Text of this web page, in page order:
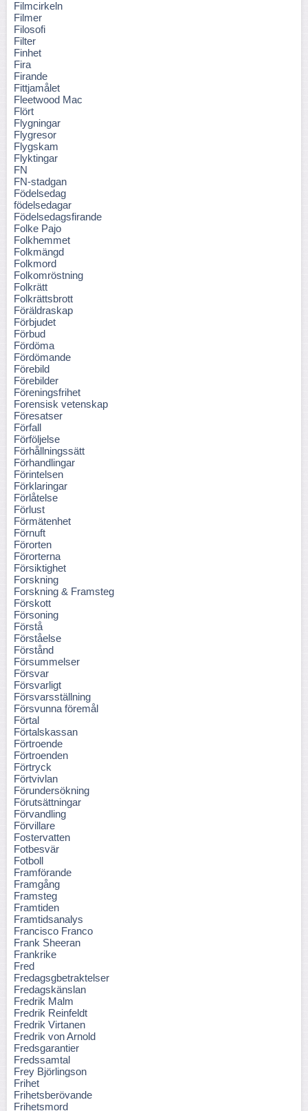
Filmcirkeln
Filmer
Filosofi
Filter
Finhet
Fira
Firande
Fittjamålet
Fleetwood Mac
Flört
Flygningar
Flygresor
Flygskam
Flyktingar
FN
FN-stadgan
Födelsedag
födelsedagar
Födelsedagsfirande
Folke Pajo
Folkhemmet
Folkmängd
Folkmord
Folkomröstning
Folkrätt
Folkrättsbrott
Föräldraskap
Förbjudet
Förbud
Fördöma
Fördömande
Förebild
Förebilder
Föreningsfrihet
Forensisk vetenskap
Föresatser
Förfall
Förföljelse
Förhållningssätt
Förhandlingar
Förintelsen
Förklaringar
Förlåtelse
Förlust
Förmätenhet
Förnuft
Förorten
Förorterna
Försiktighet
Forskning
Forskning & Framsteg
Förskott
Försoning
Förstå
Förståelse
Förstånd
Försummelser
Försvar
Försvarligt
Försvarsställning
Försvunna föremål
Förtal
Förtalskassan
Förtroende
Förtroenden
Förtryck
Förtvivlan
Förundersökning
Förutsättningar
Förvandling
Förvillare
Fostervatten
Fotbesvär
Fotboll
Framförande
Framgång
Framsteg
Framtiden
Framtidsanalys
Francisco Franco
Frank Sheeran
Frankrike
Fred
Fredagsgbetraktelser
Fredagskänslan
Fredrik Malm
Fredrik Reinfeldt
Fredrik Virtanen
Fredrik von Arnold
Fredsgarantier
Fredssamtal
Frey Björlingson
Frihet
Frihetsberövande
Frihetsmord